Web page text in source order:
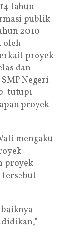
tahun
publik
2010
oleh
proyek
dan
Negeri
tutupi
proyek
mengaku
proyek
tersebut